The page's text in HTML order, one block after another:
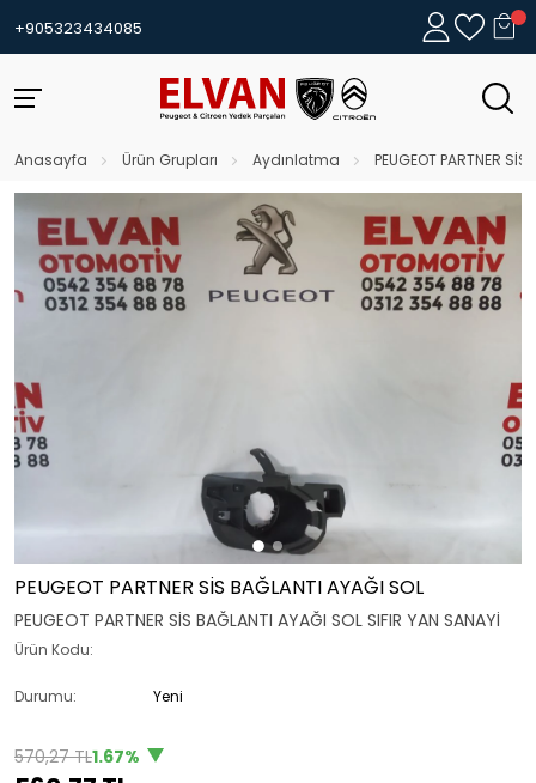
+905323434085
Anasayfa Ürün Grupları Aydınlatma PEUGEOT PARTNER
PEUGEOT PARTNER SİS BAĞLANTI AYAĞI SOL
PEUGEOT PARTNER SİS BAĞLANTI AYAĞI SOL SIFIR YAN SANAYİ
Ürün Kodu:
Durumu: Yeni
570,27 TL1.67%